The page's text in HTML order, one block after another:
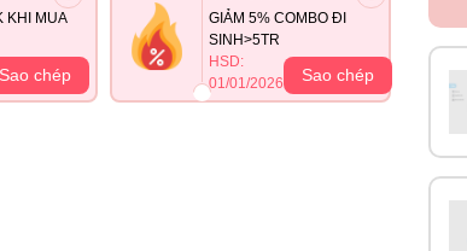
KHI MUA
Sao chép
GIẢM 5% COMBO ĐI
SINH>5TR
HSD:
01/01/2026
Sao chép